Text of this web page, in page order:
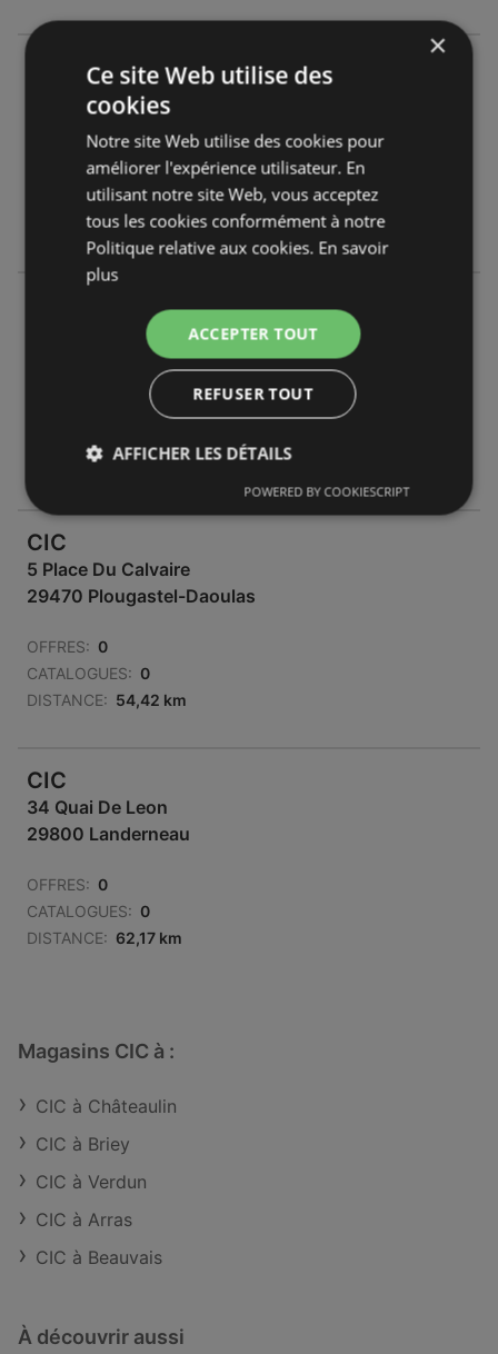
Rue Amiral Romain Desfosses
29803 Brest
OFFRES: 0
CATALOGUES: 0
DISTANCE: 45,85 km
85 Rue Jean Jaures
DISTANCE:
46,02 km
CIC
5 Place Du Calvaire
29470 Plougastel-Daoulas
OFFRES: 0
CATALOGUES: 0
DISTANCE: 54,42 km
CIC
34 Quai De Leon
29800 Landerneau
OFFRES: 0
CATALOGUES: 0
DISTANCE: 62,17 km
Magasins CIC à :
CIC à Châteaulin
CIC à Briey
CIC à Verdun
CIC à Arras
CIC à Beauvais
À découvrir aussi
×
Ce site Web utilise des
cookies
Notre site Web utilise des cookies pour
améliorer l'expérience utilisateur. En
utilisant notre site Web, vous acceptez
tous les cookies conformément à notre
Politique relative aux cookies. En savoir
plus
ACCEPTER TOUT
REFUSER TOUT
AFFICHER LES DÉTAILS
POWERED BY COOKIESCRIPT